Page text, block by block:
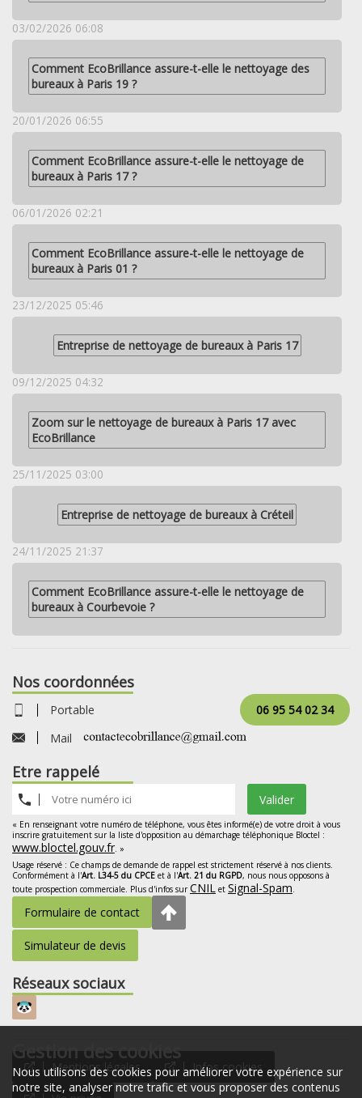
Gestion des cookies
Nous utilisons des cookies pour améliorer votre expérience sur
notre site, analyser notre trafic et vous proposer des contenus
03/02/2026 06:08
Comment EcoBrillance assure-t-elle le nettoyage des
bureaux à Paris 19 ?
20/01/2026 06:55
Comment EcoBrillance assure-t-elle le nettoyage de
bureaux à Paris 17 ?
06/01/2026 02:21
Comment EcoBrillance assure-t-elle le nettoyage de
bureaux à Paris 01 ?
23/12/2025 05:46
Entreprise de nettoyage de bureaux à Paris 17
09/12/2025 04:32
Zoom sur le nettoyage de bureaux à Paris 17 avec
EcoBrillance
25/11/2025 03:00
Entreprise de nettoyage de bureaux à Créteil
24/11/2025 21:37
Comment EcoBrillance assure-t-elle le nettoyage de
bureaux à Courbevoie ?
Nos coordonnées
Portable
06 95 54 02 34
Mail
Etre rappelé
Valider
« En renseignant votre numéro de téléphone, vous êtes informé(e) de votre droit à vous
inscrire gratuitement sur la liste d'opposition au démarchage téléphonique Bloctel :
www.bloctel.gouv.fr . »
Usage réservé : Ce champs de demande de rappel est strictement réservé à nos clients.
Conformément à l'Art. L34-5 du CPCE et à l'Art. 21 du RGPD, nous nous opposons à
toute prospection commerciale. Plus d'infos surCNIL et Signal-Spam
Formulaire de contact
Simulateur de devis
Réseaux sociaux
Mentions légales Infos cookies